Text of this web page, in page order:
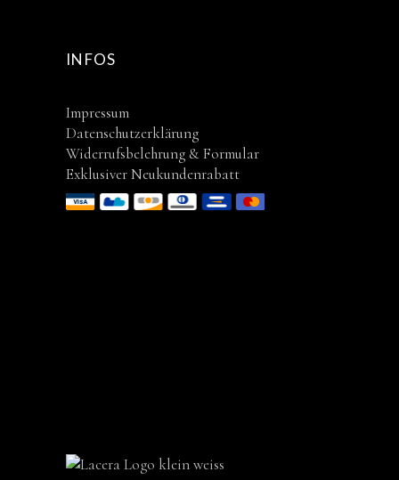
INFOS
Impressum
Datenschutzerklärung
Widerrufsbelehrung & Formular
Exklusiver Neukundenrabatt